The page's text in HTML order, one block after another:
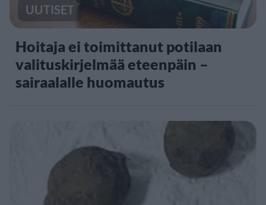
UUTISET
Hoitaja ei toimittanut potilaan
valituskirjelmää eteenpäin –
sairaalalle huomautus